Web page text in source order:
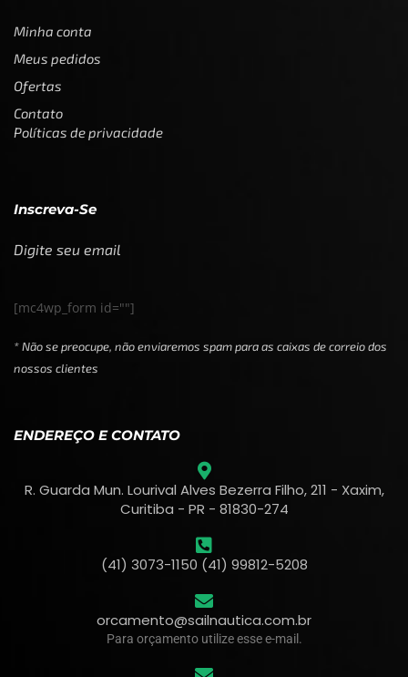
Minha conta
Meus pedidos
Ofertas
Contato
Políticas de privacidade
Inscreva-Se
Digite seu email
[mc4wp_form id=""]
* Não se preocupe, não enviaremos spam para as caixas de correio dos
nossos clientes
ENDEREÇO E CONTATO
R. Guarda Mun. Lourival Alves Bezerra Filho, 211 - Xaxim,
Curitiba - PR - 81830-274
(41) 3073-1150 (41) 99812-5208
orcamento@sailnautica.com.br
Para orçamento utilize esse e-mail.